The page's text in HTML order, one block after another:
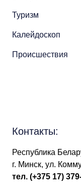
Туризм
Калейдоскоп
Происшествия
Контакты:
Республика
г. Минск, ул.
тел. (+375 17)